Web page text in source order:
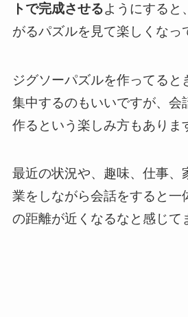
トで完成させるようにすると、
がるパズルを見て楽しくなっ
ジグソーパズルを作ってると
集中するのもいいですが、 会
作るという楽しみ方もありま
最近の状況や、趣味、仕事、
業をしながら会話をすると一
の距離が近くなるなと感じて